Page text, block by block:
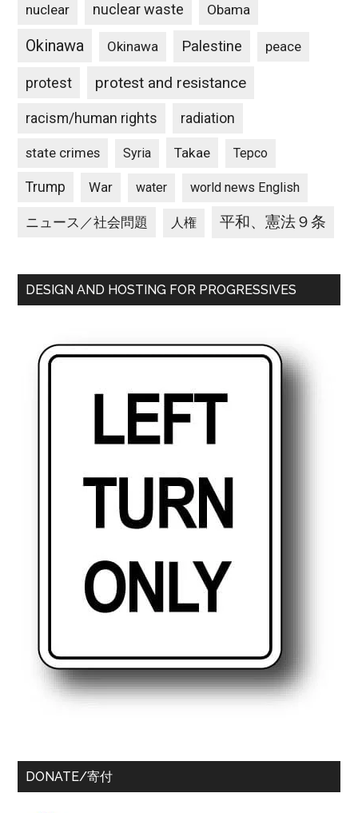
nuclear nuclear waste Obama
Okinawa Okinawa Palestine peace
protest protest and resistance
racism/human rights radiation
state crimes Syria Takae Tepco
Trump War water world news English
ニュース／社会問題 人権 平和、憲法９条
DESIGN AND HOSTING FOR PROGRESSIVES
DONATE/寄付